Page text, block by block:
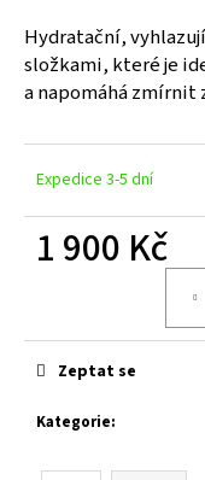
Hydratační,
složkami, které je
a napomáhá
Expedice 3-5 dní
1 900 Kč
Kategorie:
Zeptat se
a
j
í
?
D
o